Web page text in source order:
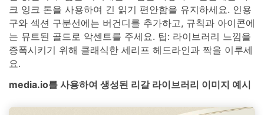
크 잉크 톤을 사용하여 긴 읽기 편안함을 유지하세요. 인용
구와 섹션 구분선에는 버건디를 추가하고, 규칙과 아이콘에
는 뮤트된 골드로 악센트를 주세요. 팁: 라이브러리 느낌을
증폭시키기 위해 클래식한 세리프 헤드라인과 짝을 이루세
요.
media.io를 사용하여 생성된 리갈 라이브러리 이미지 예시